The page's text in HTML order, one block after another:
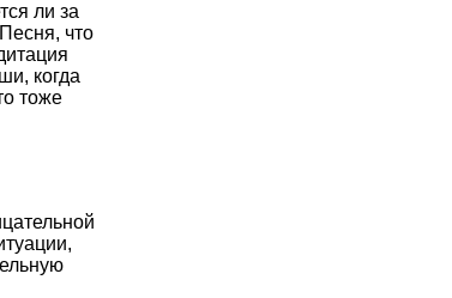
ли за
что
когда
тоже